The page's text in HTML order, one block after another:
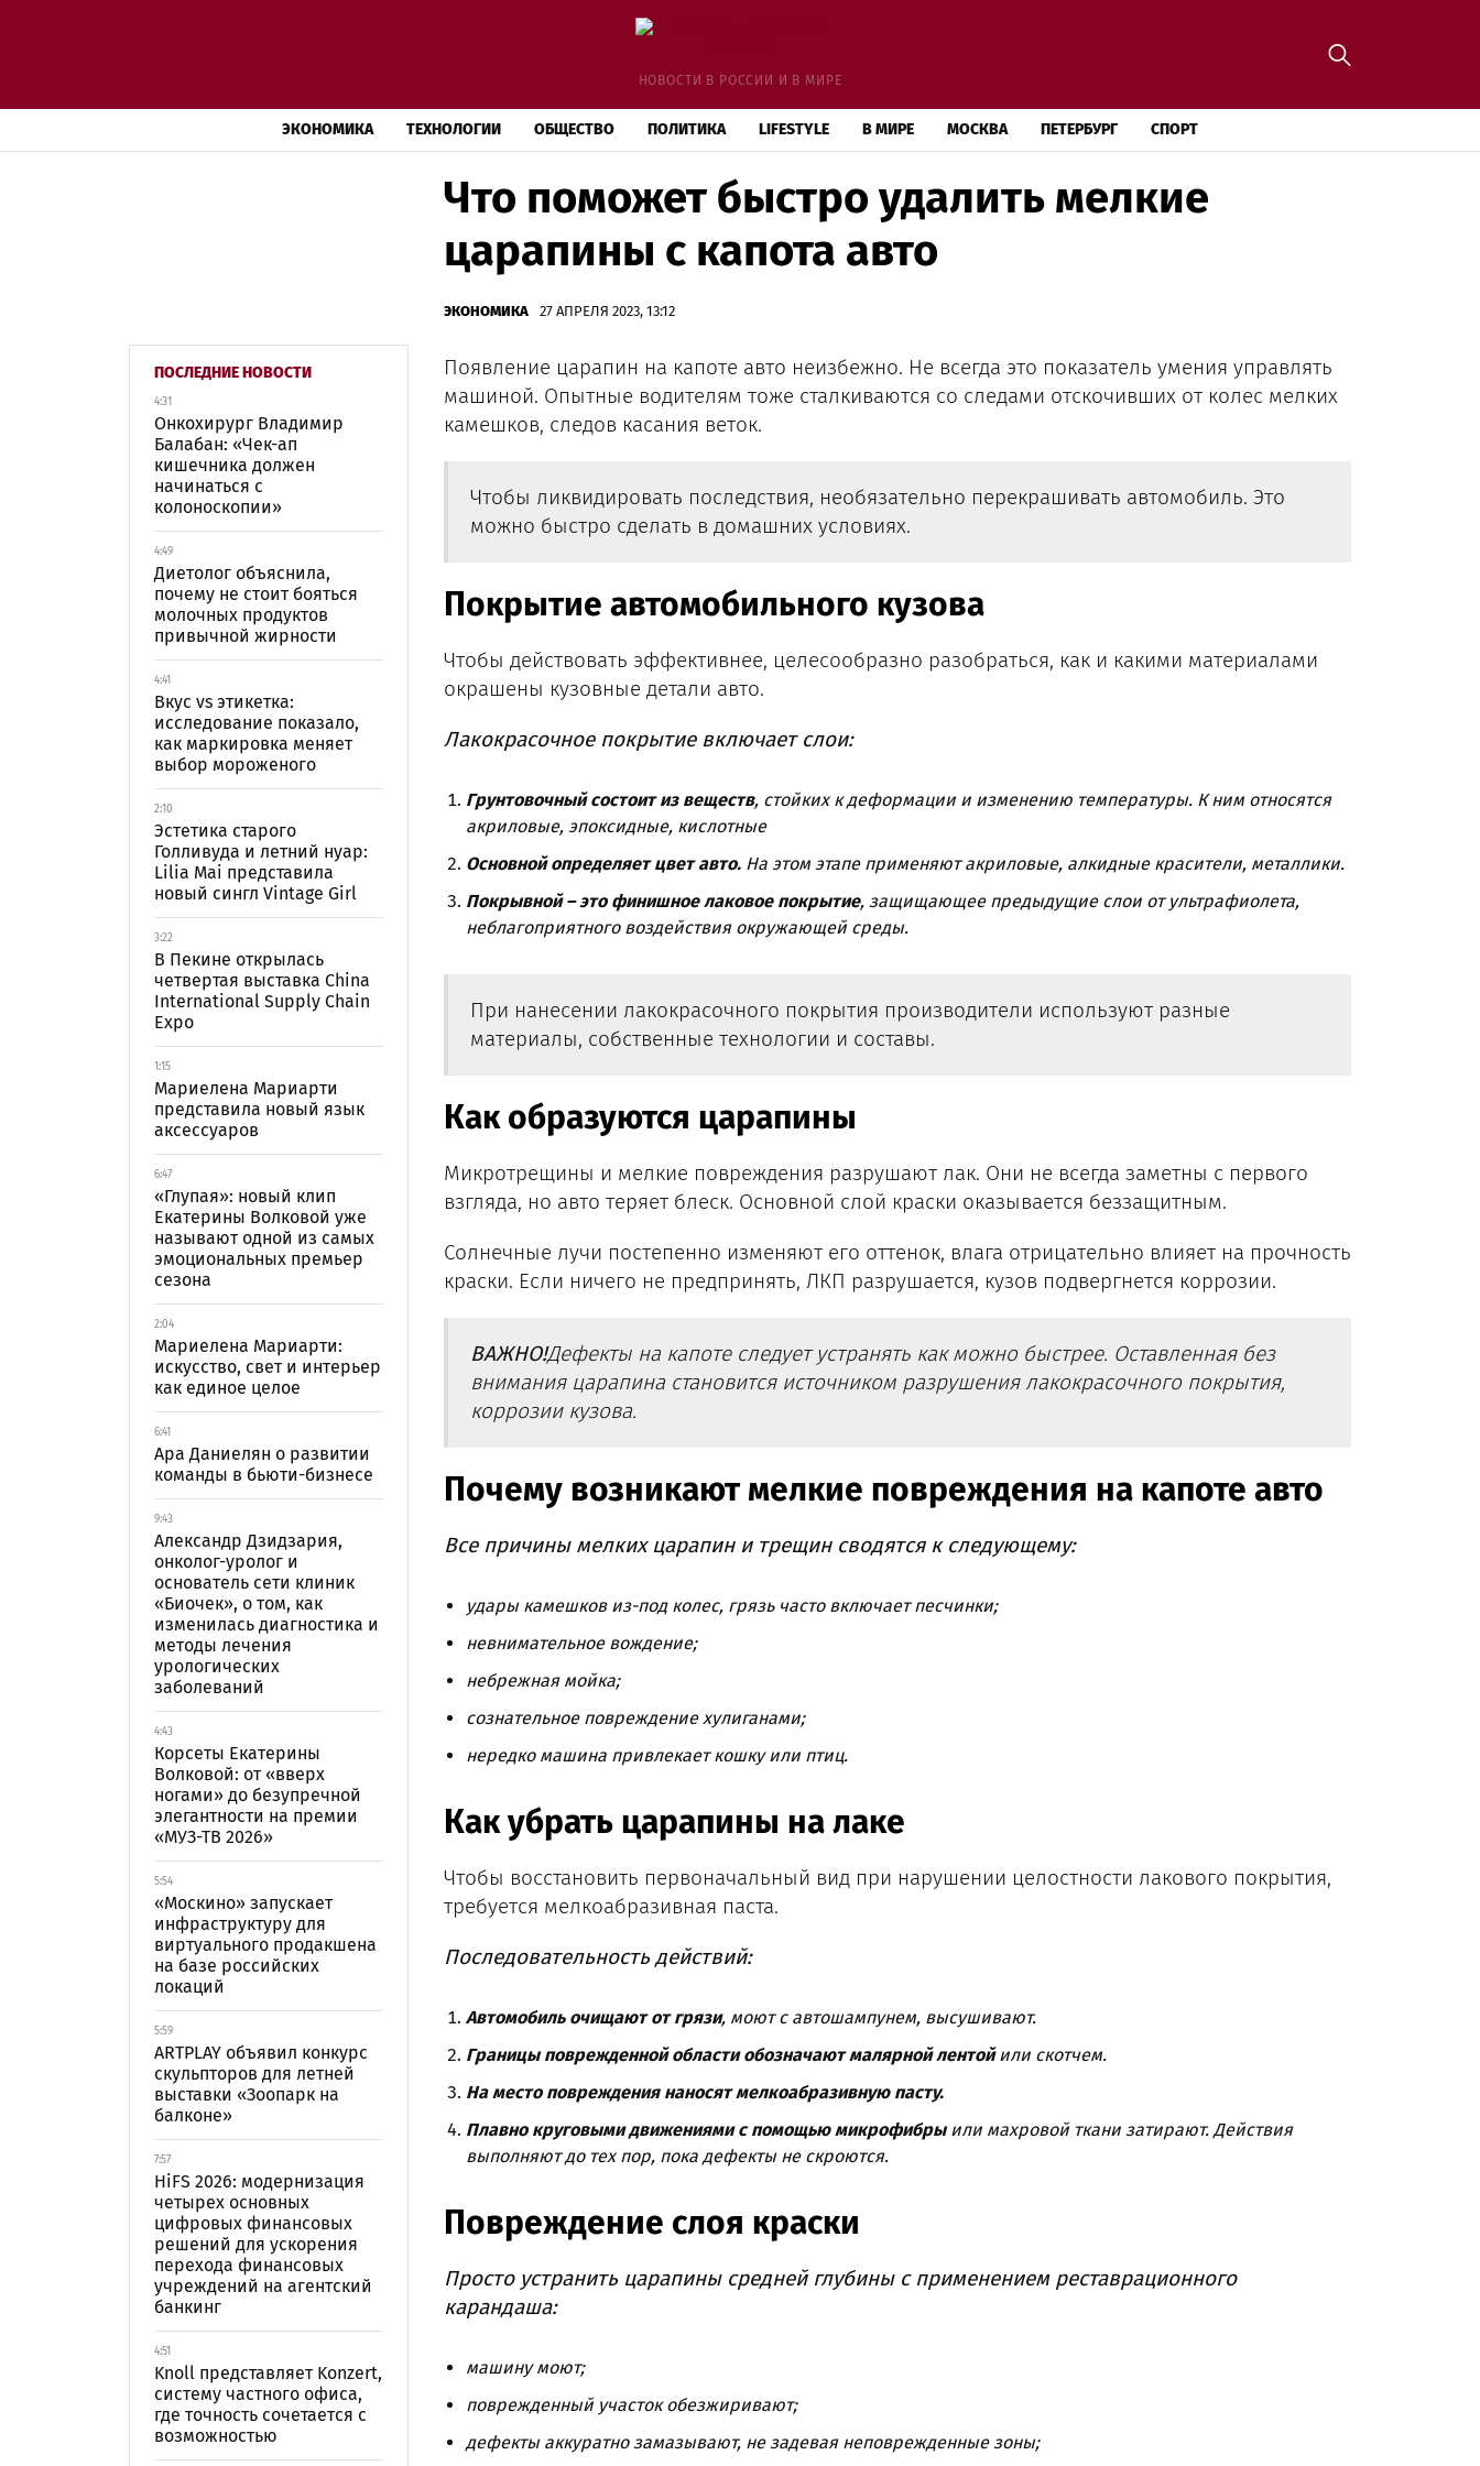
НОВОСТИ В РОССИИ И В МИРЕ
ЭКОНОМИКА ТЕХНОЛОГИИ ОБЩЕСТВО ПОЛИТИКА LIFESTYLE В МИРЕ МОСКВА ПЕТЕРБУРГ СПОРТ
Что поможет быстро удалить мелкие
царапины с капота авто
ЭКОНОМИКА 27 АПРЕЛЯ 2023, 13:12
ПОСЛЕДНИЕ НОВОСТИ
4:31
Онкохирург Владимир
Балабан: «Чек-ап
кишечника должен
начинаться с
колоноскопии»
4:49
Диетолог объяснила,
почему не стоит бояться
молочных продуктов
привычной жирности
4:41
Вкус vs этикетка:
исследование показало,
как маркировка меняет
выбор мороженого
2:10
Эстетика старого
Голливуда и летний нуар:
Lilia Mai представила
новый сингл Vintage Girl
3:22
В Пекине открылась
четвертая выставка China
International Supply Chain
Expo
1:15
Мариелена Мариарти
представила новый язык
аксессуаров
6:47
«Глупая»: новый клип
Екатерины Волковой уже
называют одной из самых
эмоциональных премьер
сезона
2:04
Мариелена Мариарти:
искусство, свет и интерьер
как единое целое
6:41
Ара Даниелян о развитии
команды в бьюти-бизнесе
9:43
Александр Дзидзария,
онколог-уролог и
основатель сети клиник
«Биочек», о том, как
изменилась диагностика и
методы лечения
урологических
заболеваний
4:43
Корсеты Екатерины
Волковой: от «вверх
ногами» до безупречной
элегантности на премии
«МУЗ-ТВ 2026»
5:54
«Москино» запускает
инфраструктуру для
виртуального продакшена
на базе российских
локаций
5:59
ARTPLAY объявил конкурс
скульпторов для летней
выставки «Зоопарк на
балконе»
7:57
HiFS 2026: модернизация
четырех основных
цифровых финансовых
решений для ускорения
перехода финансовых
учреждений на агентский
банкинг
4:51
Knoll представляет Konzert,
систему частного офиса,
где точность сочетается с
возможностью
Появление царапин на капоте авто неизбежно. Не всегда это показатель умения управлять
машиной. Опытные водителям тоже сталкиваются со следами отскочивших от колес мелких
камешков, следов касания веток.
Чтобы ликвидировать последствия, необязательно перекрашивать автомобиль. Это
можно быстро сделать в домашних условиях.
Покрытие автомобильного кузова
Чтобы действовать эффективнее, целесообразно разобраться, как и какими материалами
окрашены кузовные детали авто.
Лакокрасочное покрытие включает слои:
Грунтовочный состоит из веществ, стойких к деформации и изменению температуры. К ним относятся
акриловые, эпоксидные, кислотные
Основной определяет цвет авто.На этом этапе применяют акриловые, алкидные красители, металлики.
Покрывной – это финишное лаковое покрытие, защищающее предыдущие слои от ультрафиолета,
неблагоприятного воздействия окружающей среды.
При нанесении лакокрасочного покрытия производители используют разные
материалы, собственные технологии и составы.
Как образуются царапины
Микротрещины и мелкие повреждения разрушают лак. Они не всегда заметны с первого
взгляда, но авто теряет блеск. Основной слой краски оказывается беззащитным.
Солнечные лучи постепенно изменяют его оттенок, влага отрицательно влияет на прочность
краски. Если ничего не предпринять, ЛКП разрушается, кузов подвергнется коррозии.
ВАЖНО!Дефекты на капоте следует устранять как можно быстрее. Оставленная без
внимания царапина становится источником разрушения лакокрасочного покрытия,
коррозии кузова.
Почему возникают мелкие повреждения на капоте авто
Все причины мелких царапин и трещин сводятся к следующему:
удары камешков из-под колес, грязь часто включает песчинки;
невнимательное вождение;
небрежная мойка;
сознательное повреждение хулиганами;
нередко машина привлекает кошку или птиц.
Как убрать царапины на лаке
Чтобы восстановить первоначальный вид при нарушении целостности лакового покрытия,
требуется мелкоабразивная паста.
Последовательность действий:
Автомобиль очищают от грязи, моют с автошампунем, высушивают.
Границы поврежденной области обозначают малярной лентойили скотчем.
На место повреждения наносят мелкоабразивную пасту.
Плавно круговыми движениями с помощью микрофибрыили махровой ткани затирают. Действия
выполняют до тех пор, пока дефекты не скроются.
Повреждение слоя краски
Просто устранить царапины средней глубины с применением реставрационного
карандаша:
машину моют;
поврежденный участок обезжиривают;
дефекты аккуратно замазывают, не задевая неповрежденные зоны;